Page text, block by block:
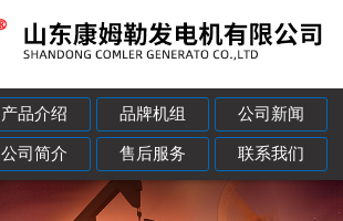
产品介绍 品牌机组 公司新闻
公司简介 售后服务 联系我们